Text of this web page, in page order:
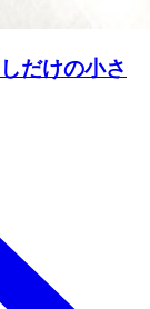
だけの小さ